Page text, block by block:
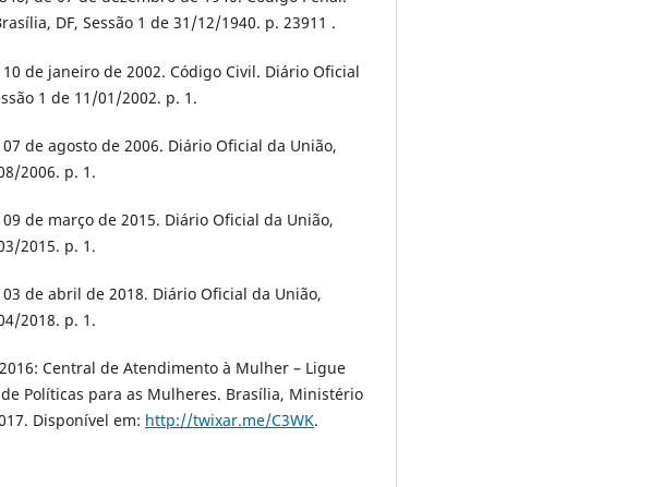
DF, Sessão 1 de 31/12/1940. p. 23911 .
10 de janeiro de 2002. Código Civil. Diário Oficial
1 de 11/01/2002. p. 1.
07 de agosto de 2006. Diário Oficial da União,
2006. p. 1.
09 de março de 2015. Diário Oficial da União,
2015. p. 1.
03 de abril de 2018. Diário Oficial da União,
2018. p. 1.
Central de Atendimento à Mulher – Ligue
Políticas para as Mulheres. Brasília, Ministério
Disponível em: http://twixar.me/C3WK.